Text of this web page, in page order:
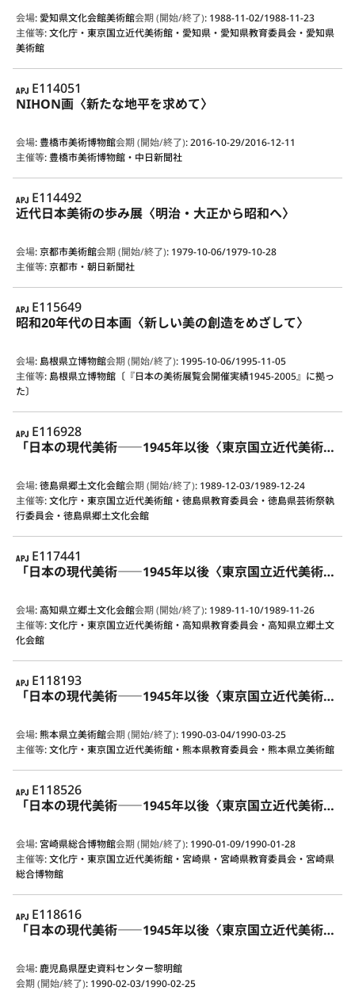
会場: 愛知県文化会館美術館会期 (開始/終了): 1988-11-02/1988-11-23
主催等:文化庁・東京国立近代美術館・愛知県・愛知県教育委員会・愛知県
美術館
APJ
E114051
NIHON画〈新たな地平を求めて〉
会場:豊橋市美術博物館会期 (開始/終了):2016-10-29/2016-12-11
主催等:豊橋市美術博物館・中日新聞社
APJ
E114492
近代日本美術の歩み展〈明治・大正から昭和へ〉
会場:京都市美術館会期 (開始/終了): 1979-10-06/1979-10-28
主催等:京都市・朝日新聞社
APJ
E115649
昭和20年代の日本画〈新しい美の創造をめざして〉
会場: 島根県立博物館会期 (開始/終了): 1995-10-06/1995-11-05
主催等: 島根県立博物館〔『日本の美術展覧会開催実績1945-2005』に拠っ
た〕
APJ
E116928
「日本の現代美術――1945年以後〈東京国立近代美術館所蔵作品による〉」展
会場:徳島県郷土文化会館会期 (開始/終了): 1989-12-03/1989-12-24
主催等:文化庁・東京国立近代美術館・徳島県教育委員会・徳島県芸術祭執
行委員会・徳島県郷土文化会館
APJ
E117441
「日本の現代美術――1945年以後〈東京国立近代美術館所蔵作品による〉」展
会場:高知県立郷土文化会館会期 (開始/終了): 1989-11-10/1989-11-26
主催等:文化庁・東京国立近代美術館・高知県教育委員会・高知県立郷土文
化会館
APJ
E118193
「日本の現代美術――1945年以後〈東京国立近代美術館所蔵作品による〉」展
会場:熊本県立美術館会期 (開始/終了): 1990-03-04/1990-03-25
主催等:文化庁・東京国立近代美術館・熊本県教育委員会・熊本県立美術館
APJ
E118526
「日本の現代美術――1945年以後〈東京国立近代美術館所蔵作品による〉」展
会場: 宮崎県総合博物館会期 (開始/終了): 1990-01-09/1990-01-28
主催等:文化庁・東京国立近代美術館・宮崎県・宮崎県教育委員会・宮崎県
総合博物館
APJ
E118616
「日本の現代美術――1945年以後〈東京国立近代美術館所蔵作品による〉」展
会場:鹿児島県歴史資料センター黎明館
会期 (開始/終了): 1990-02-03/1990-02-25